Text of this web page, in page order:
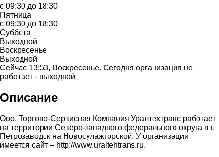
с 09:30 до 18:30
Пятница
с 09:30 до 18:30
Суббота
Выходной
Воскресенье
Выходной
Сейчас 13:53, Воскресенье. Сегодня организация не
работает - выходной
Описание
Ооо, Торгово-Сервисная Компания Уралтехтранс работает
на территории Северо-западного федерального округа в г.
Петрозаводск на Новосулажгорской. У организации
имеется сайт – http://www.uraltehtrans.ru.